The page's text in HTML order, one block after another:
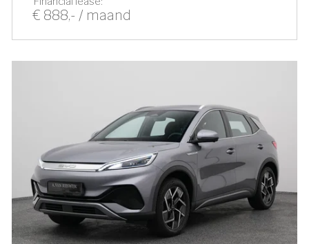
€ 888,- / maand